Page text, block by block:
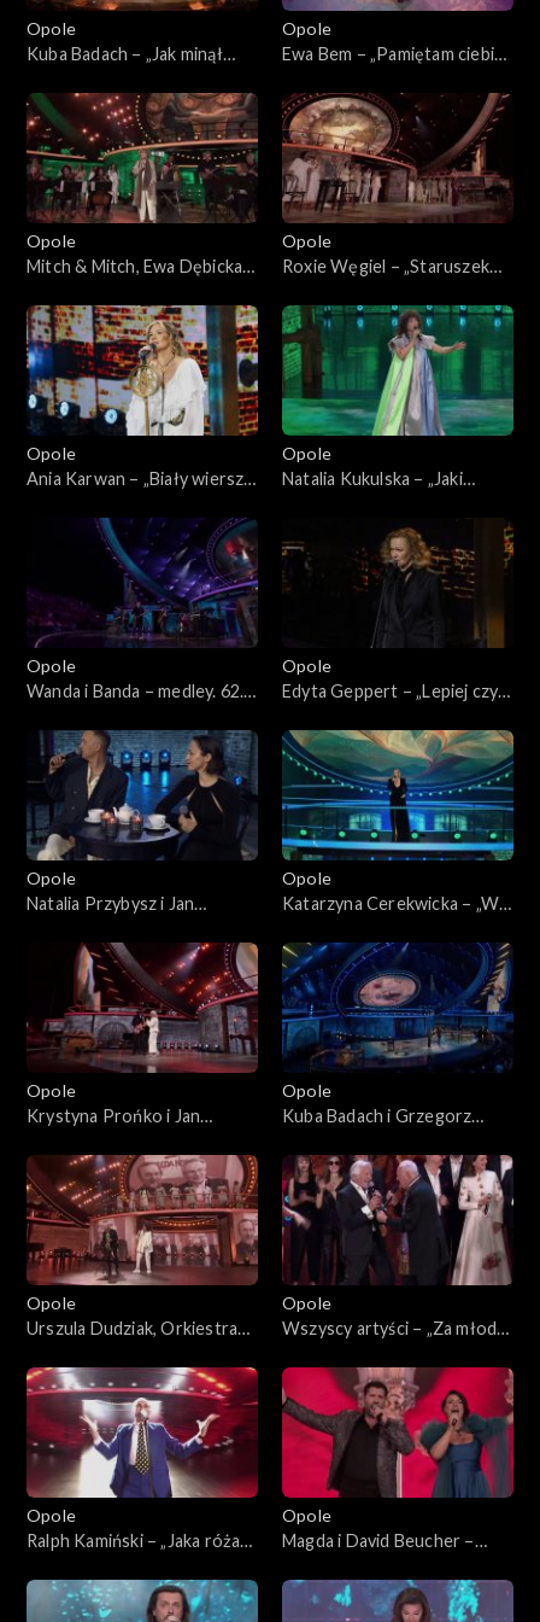
Opole 2003
Opole
Kuba Badach – „Jak minął
tęsknoty – koncert pamięci
Wojciecha Trzcińskiego”
Opole
Ewa Bem – „Pamiętam ciebie
„Małe tęsknoty – koncert
pamięci Wojciecha
Trzcińskiego”
Opole
Mitch & Mitch, Ewa Dębicka-
62. KFPP: „Małe tęsknoty –
koncert pamięci Wojciecha
Trzcińskiego”
Opole
Roxie Węgiel – „Staruszek
tęsknoty – koncert pamięci
Wojciecha Trzcińskiego”
Opole
Ania Karwan – „Biały wiersz
tęsknoty – koncert pamięci
Wojciecha Trzcińskiego”
Opole
Natalia Kukulska – „Jaki
KFPP: „Małe tęsknoty –
koncert pamięci Wojciecha
Trzcińskiego”
Opole
Wanda i Banda – medley. 62.
koncert pamięci Wojciecha
Trzcińskiego”
Opole
Edyta Geppert – „Lepiej czyli
tęsknoty – koncert pamięci
Wojciecha Trzcińskiego”
Opole
Natalia Przybysz i Jan
kawiarenki”. 62. KFPP: „Małe
tęsknoty – koncert pamięci
Wojciecha Trzcińskiego”
Opole
Katarzyna Cerekwicka – „W
KFPP: „Małe tęsknoty –
koncert pamięci Wojciecha
Trzcińskiego”
Opole
Krystyna Prońko i Jan
domu”. 62. KFPP: „Małe
tęsknoty – koncert pamięci
Wojciecha Trzcińskiego”
Opole
Kuba Badach i Grzegorz
KFPP: „Małe tęsknoty –
koncert pamięci Wojciecha
Trzcińskiego”
Opole
Urszula Dudziak, Orkiestra
medley instrumentalny. 62.
KFPP: „Małe tęsknoty –
koncert pamięci Wojciecha
Trzcińskiego”
Opole
Wszyscy artyści – „Za młodzi,
Koncert „Trzy ćwiartki Jacka
Cygana”
Opole
Ralph Kamiński – „Jaka róża
Koncert „Trzy ćwiartki Jacka
Cygana”
Opole
Magda i David Beucher –
Koncert „Trzy ćwiartki Jacka
Cygana”